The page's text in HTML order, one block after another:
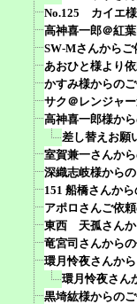
No.125 カイエ様
高神喜一郎＠紅
SW-Mさんからご
あおひと様より
かすみ様からの
サク＠レンジャ
高神喜一郎様か
差し替えお願
室賀兼一さんか
深織志岐様から
151 船橋さんから
アポロさんご依
東西 天孤さんか
竜宮司さんから
環月怜夜さんか
環月怜夜さん
黒埼紘様からの